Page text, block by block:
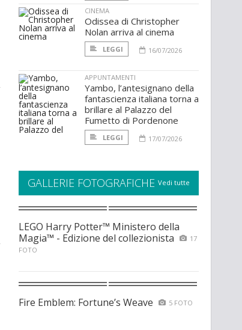
CINEMA
Odissea di Christopher
Nolan arriva al cinema
LEGGI 16/07/2026
APPUNTAMENTI
Yambo, l’antesignano della
fantascienza italiana torna a
brillare al Palazzo del
Fumetto di Pordenone
LEGGI 17/07/2026
GALLERIE FOTOGRAFICHE Vedi tutte
LEGO Harry Potter™ Ministero della
Magia™ - Edizione del collezionista
17
FOTO
Fire Emblem: Fortune’s Weave 5 FOTO